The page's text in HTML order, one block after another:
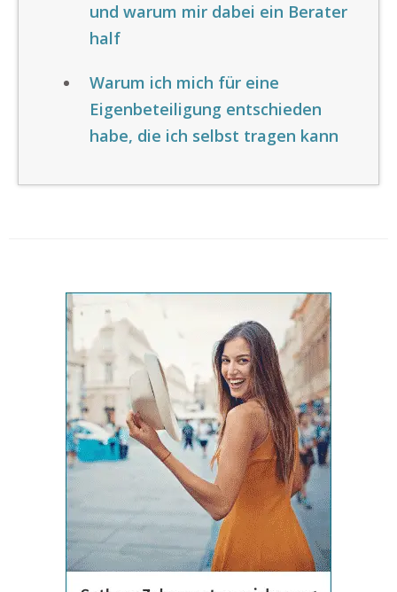
und warum mir dabei ein Berater
half
Warum ich mich für eine
Eigenbeteiligung entschieden
habe, die ich selbst tragen kann